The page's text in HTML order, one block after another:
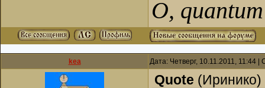
О,
kea Дата: Четверг, 10.11.2011, 11:44
Quote (Иринико)